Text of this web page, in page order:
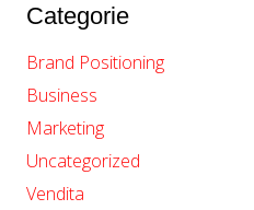
Categorie
Brand Positioning
Business
Marketing
Uncategorized
Vendita